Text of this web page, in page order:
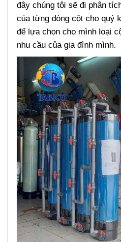
đây chúng tôi sẽ đi phân
của từng dòng cột cho quý
để lựa chọn cho mình loại
nhu cầu của gia đình mình.